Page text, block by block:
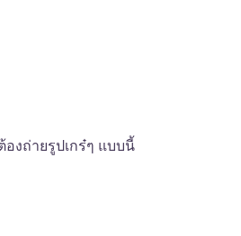
องถ่ายรูปเกร๋ๆ แบบนี้